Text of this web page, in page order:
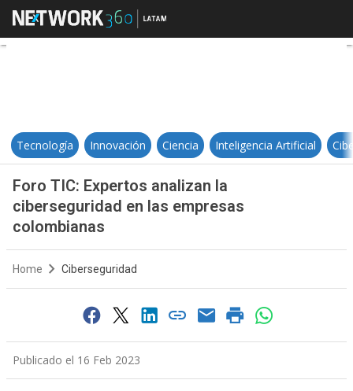
Foro TIC: Expertos analizan la
Tecnología Innovación Ciencia Inteligencia Artificial
Foro TIC: Expertos analizan la
ciberseguridad en las empresas
colombianas
Home Ciberseguridad
Publicado el 16 Feb 2023